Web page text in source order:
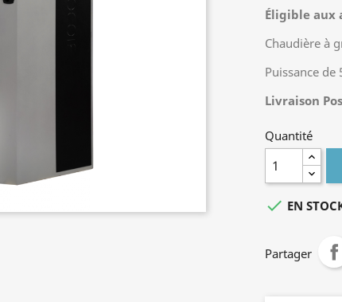
Éligible aux
Chaudière à
Puissance de
Livraison
Quantité
 EN
Partager